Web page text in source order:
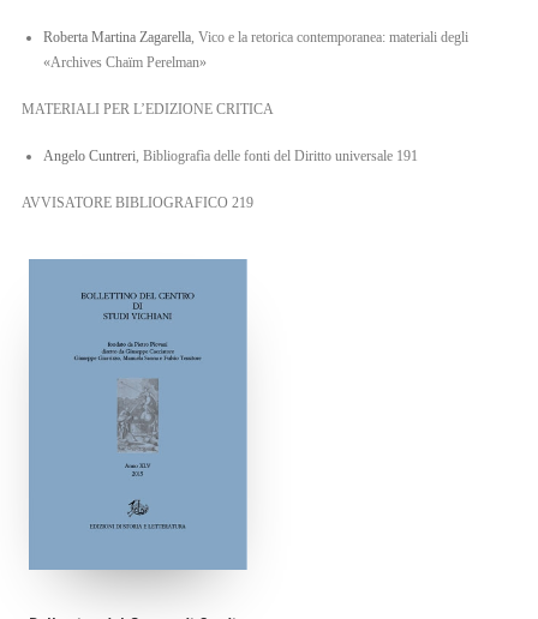
Roberta Martina Zagarella, Vico e la retorica contemporanea: materiali degli
«Archives Chaïm Perelman»
MATERIALI PER L’EDIZIONE CRITICA
Angelo Cuntreri, Bibliografìa delle fonti del Diritto universale 191
AVVISATORE BIBLIOGRAFICO 219